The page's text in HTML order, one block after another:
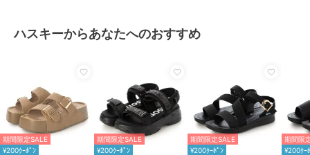
ショップ ハスキー
シューズ ／サンダル
カラー BROWN、BL/BL、BEIGE
サイズ 4サイズ展開
素材
アッパー：ポリウレタン/ アウト
ハスキーからあなたへのおすすめ
期間限定SALE
¥200ｸｰﾎﾟﾝ
期間限定SALE
¥200ｸｰﾎﾟﾝ
期間限定SALE
¥200ｸｰﾎﾟﾝ
期間限
¥200ｸｰ